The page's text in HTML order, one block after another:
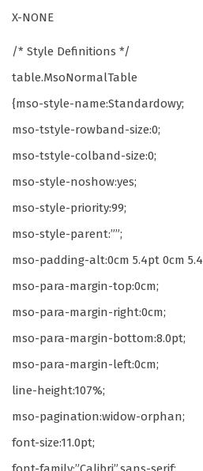
X-NONE
/* Style Definitions */
table.MsoNormalTable
{mso-style-name:Standardowy;
mso-tstyle-rowband-size:0;
mso-tstyle-colband-size:0;
mso-style-noshow:yes;
mso-style-priority:99;
mso-style-parent:””;
mso-padding-alt:0cm 5.4pt 0cm
mso-para-margin-top:0cm;
mso-para-margin-right:0cm;
mso-para-margin-bottom:8.0pt;
mso-para-margin-left:0cm;
line-height:107%;
mso-pagination:widow-orphan;
font-size:11.0pt;